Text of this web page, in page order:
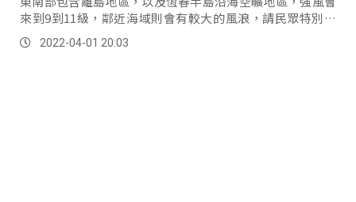
來到9到11級，鄰近海域則會有較大的風浪，請民眾特別注
意！ 氣象預報員林秉煜：「從今天(1...。
2022-04-01 20:03